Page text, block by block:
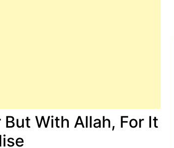
With Allah, For It